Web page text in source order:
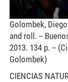
Golombek,
and roll. --
2013. 134 p. --
Golombek)
CIENCIAS